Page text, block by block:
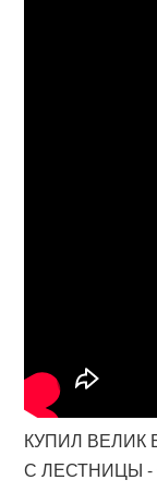
КУПИЛ ВЕЛИК
С ЛЕСТНИЦЫ